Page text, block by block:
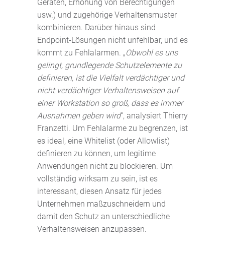
Geräten, Erhöhung von Berechtigungen
usw.) und zugehörige Verhaltensmuster
kombinieren. Darüber hinaus sind
Endpoint-Lösungen nicht unfehlbar, und es
kommt zu Fehlalarmen. „Obwohl es uns
gelingt, grundlegende Schutzelemente zu
definieren, ist die Vielfalt verdächtiger und
nicht verdächtiger Verhaltensweisen auf
einer Workstation so groß, dass es immer
Ausnahmen geben wird“, analysiert Thierry
Franzetti. Um Fehlalarme zu begrenzen, ist
es ideal, eine Whitelist (oder Allowlist)
definieren zu können, um legitime
Anwendungen nicht zu blockieren. Um
vollständig wirksam zu sein, ist es
interessant, diesen Ansatz für jedes
Unternehmen maßzuschneidern und
damit den Schutz an unterschiedliche
Verhaltensweisen anzupassen.